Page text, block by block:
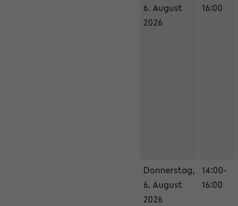
6. August
2026
16:00
Donnerstag,
6. August
2026
14:00-
16:00